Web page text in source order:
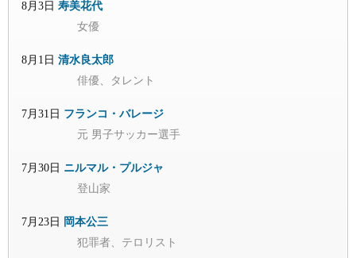
8月3日 寿美花代
女優
8月1日 清水良太郎
俳優、タレント
7月31日 フランコ・バレージ
元 男子サッカー選手
7月30日 ニルマル・プルジャ
登山家
7月23日 岡本公三
犯罪者、テロリスト